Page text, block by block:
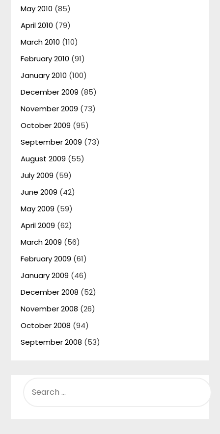
May 2010 (85)
April 2010 (79)
March 2010 (110)
February 2010 (91)
January 2010 (100)
December 2009 (85)
November 2009 (73)
October 2009 (95)
September 2009 (73)
August 2009 (55)
July 2009 (59)
June 2009 (42)
May 2009 (59)
April 2009 (62)
March 2009 (56)
February 2009 (61)
January 2009 (46)
December 2008 (52)
November 2008 (26)
October 2008 (94)
September 2008 (53)
FOR: